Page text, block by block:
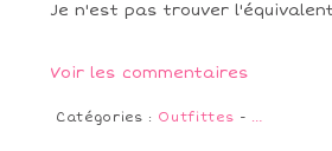
Je n'est pas trouver
Voir les commentaires
Catégories : Outfittes - …